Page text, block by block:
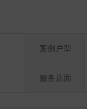
案例户型
服务店面